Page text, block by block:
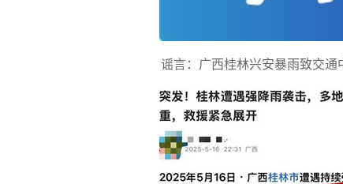
谣言：广西桂林兴安暴雨致交通